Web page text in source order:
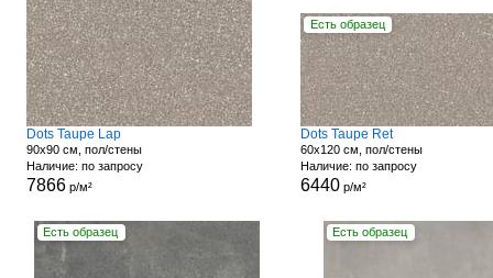
Dots Taupe Lap
90x90 см, пол/стены
Наличие: по запросу
7866р/м²
Есть образец
Dots Taupe Ret
60x120 см, пол/стены
Наличие: по запросу
6440р/м²
Есть образец Есть образец